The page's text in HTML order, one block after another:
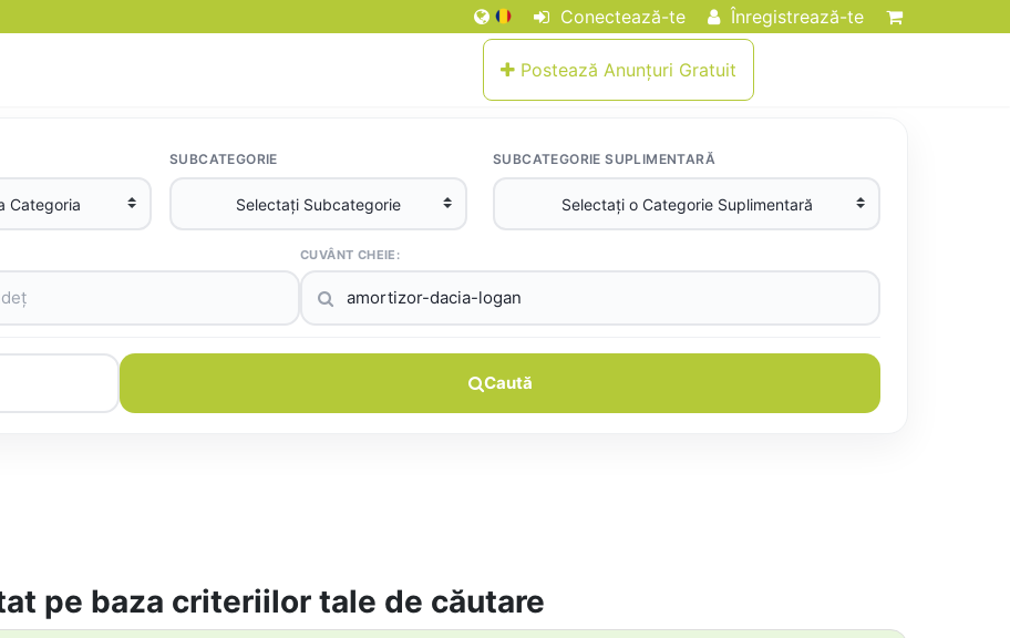
Conectează-te Înregistrează-te
Postează Anunțuri Gratuit
SUBCATEGORIE SUBCATEGORIE SUPLIMENTARĂ
CUVÂNT CHEIE:
Caută
pe baza criteriilor tale de căutare